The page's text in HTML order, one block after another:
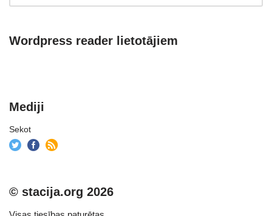
Wordpress reader lietotājiem
Mediji
Sekot
© stacija.org 2026